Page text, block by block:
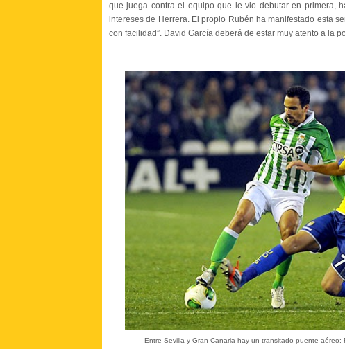
que juega contra el equipo que le vio debutar en primera,
intereses de Herrera. El propio Rubén ha manifestado esta
con facilidad”. David García deberá de estar muy atento a la
Entre Sevilla y Gran Canaria hay un transitado puente